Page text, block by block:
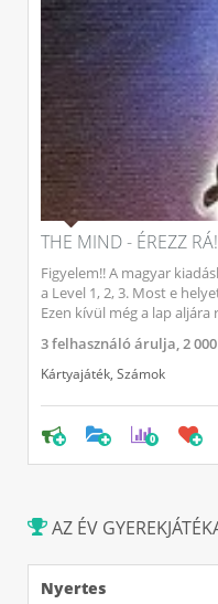
THE MIND - ÉREZZ RÁ!
Figyelem!! A magyar
a Level 1, 2, 3. Most e
Ezen kívül még a lap aljára
3felhasználó árulja,2
Kártyajáték Számok
0
AZ ÉV
Nyertes